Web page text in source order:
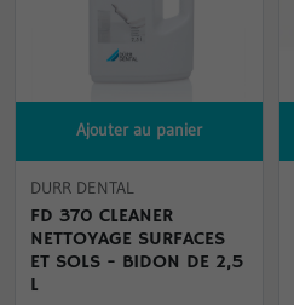
Ajouter au panier
DURR DENTAL
FD 370 CLEANER
NETTOYAGE SURFACES
ET SOLS - BIDON DE 2,5
L